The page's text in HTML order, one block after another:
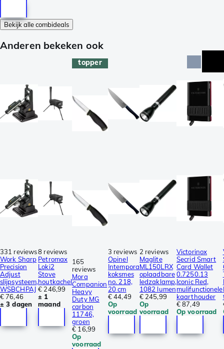
Bekijk alle combideals
Anderen bekeken ook
331 reviews
Work Sharp
Precision
Adjust
slijpsysteem,
WSBCHPAJ
€ 76,46
± 3 dagen
8 reviews
Petromax
Loki2
Stove
houtkachel
€ 246,99
± 1
maand
topper
165
reviews
Mora
Companion
Heavy
Duty MG
carbon
11746,
groen
€ 16,99
Op
voorraad
3 reviews
Opinel
Intempora
koksmes
no. 218,
20 cm
€ 44,49
Op
voorraad
2 reviews
Maglite
ML150LRX
oplaadbare
ledzaklamp,
1082 lumen
€ 245,99
Op
voorraad
Victorinox
Secrid Smart
Card Wallet
0.7250.13
Iconic Red,
mulifunctionele
kaarthouder
€ 87,49
Op voorraad